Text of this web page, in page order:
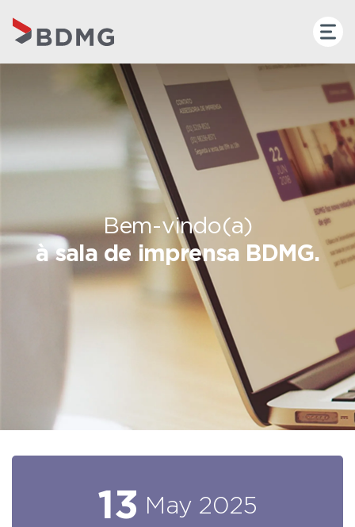
Bem-vindo(a)
à sala de imprensa BDMG.
13 May 2025